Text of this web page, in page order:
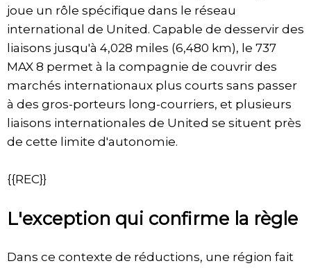
joue un rôle spécifique dans le réseau
international de United. Capable de desservir des
liaisons jusqu'à 4,028 miles (6,480 km), le 737
MAX 8 permet à la compagnie de couvrir des
marchés internationaux plus courts sans passer
à des gros-porteurs long-courriers, et plusieurs
liaisons internationales de United se situent près
de cette limite d'autonomie.
{{REC}}
L'exception qui confirme la règle
Dans ce contexte de réductions, une région fait